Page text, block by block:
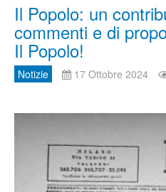
Il Popolo: un
commenti e di
Il Popolo!
Notizie 17 Ottobre 2024